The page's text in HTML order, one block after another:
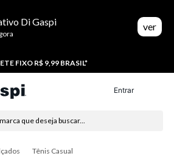
Di Gaspi ver
FIXO R$ 9,99 BRASIL*
Entrar
que deseja buscar...
Tênis Casual